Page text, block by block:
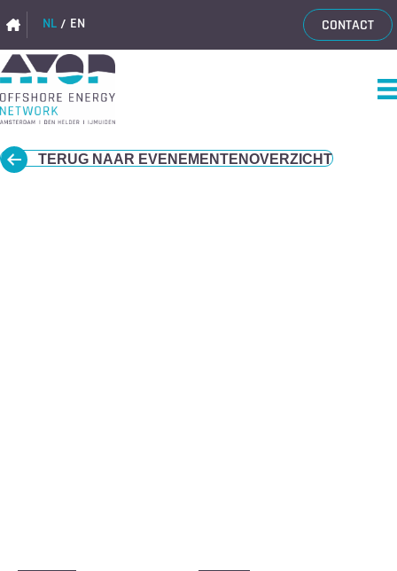
NL EN CONTACT
TERUG NAAR EVENEMENTENOVERZICHT